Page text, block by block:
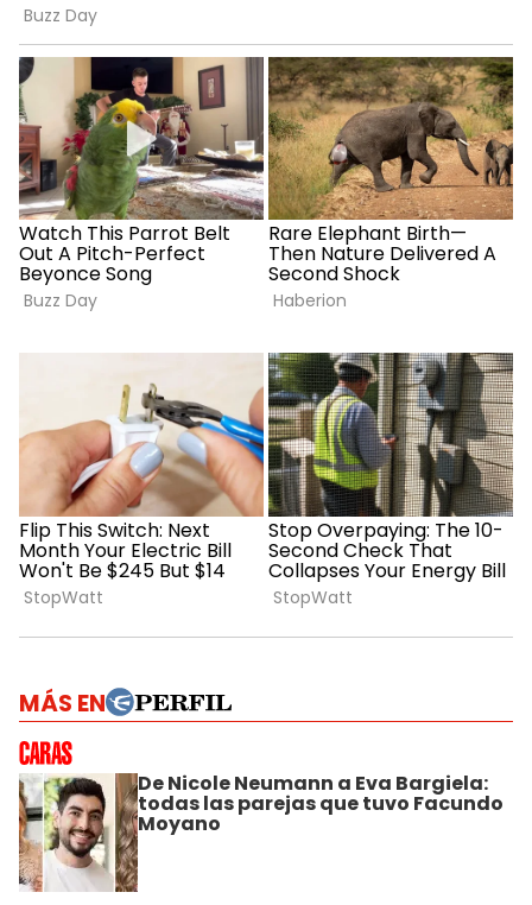
MÁS EN
De Nicole Neumann a Eva Bargiela:
todas las parejas que tuvo Facundo
Moyano